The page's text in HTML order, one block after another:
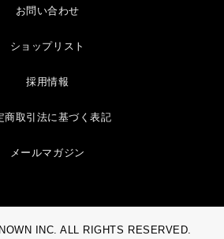
お問い合わせ
ショップリスト
採用情報
商取引法に基づく表記
メールマガジン
INC. ALL RIGHTS RESERVED.